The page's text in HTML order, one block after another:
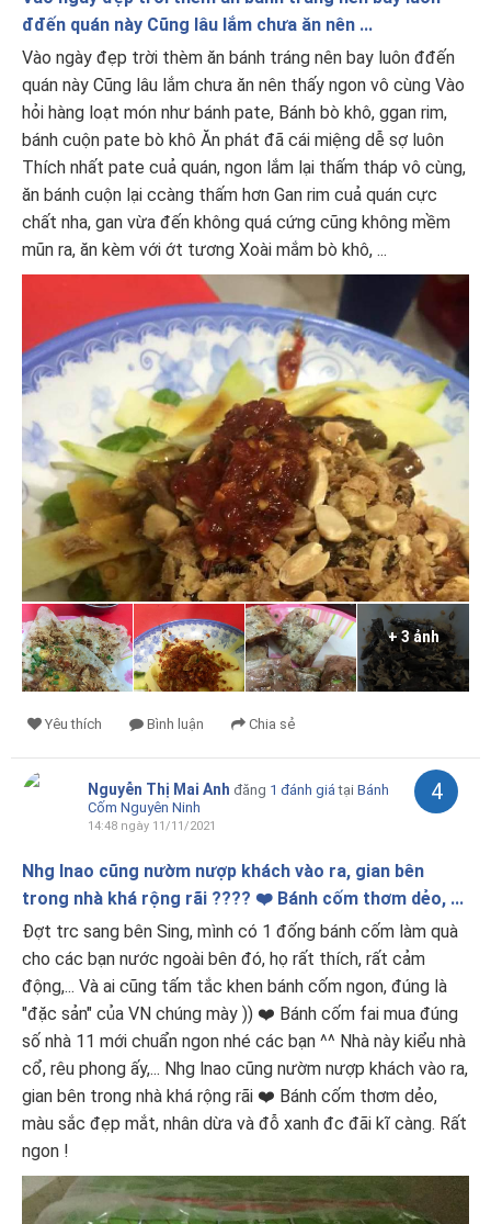
đđến quán này Cũng lâu lắm chưa ăn nên ...
Vào ngày đẹp trời thèm ăn bánh tráng nên bay luôn đđến
quán này Cũng lâu lắm chưa ăn nên thấy ngon vô cùng Vào
hỏi hàng loạt món như bánh pate, Bánh bò khô, ggan rim,
bánh cuộn pate bò khô Ăn phát đã cái miệng dễ sợ luôn
Thích nhất pate cuả quán, ngon lắm lại thấm tháp vô cùng,
ăn bánh cuộn lại ccàng thấm hơn Gan rim cuả quán cực
chất nha, gan vừa đến không quá cứng cũng không mềm
mũn ra, ăn kèm với ớt tương Xoài mắm bò khô, ...
+ 3 ảnh
Yêu thích Bình luận Chia sẻ
Nguyễn Thị Mai Anh đăng 1 đánh giá tại Bánh
Cốm Nguyên Ninh
14:48 ngày 11/11/2021
4
Nhg lnao cũng nườm nượp khách vào ra, gian bên
trong nhà khá rộng rãi ???? ❤️ Bánh cốm thơm dẻo, ...
Đợt trc sang bên Sing, mình có 1 đống bánh cốm làm quà
cho các bạn nước ngoài bên đó, họ rất thích, rất cảm
động,... Và ai cũng tấm tắc khen bánh cốm ngon, đúng là
"đặc sản" của VN chúng mày )) ❤️ Bánh cốm fai mua đúng
số nhà 11 mới chuẩn ngon nhé các bạn ^^ Nhà này kiểu nhà
cổ, rêu phong ấy,... Nhg lnao cũng nườm nượp khách vào ra,
gian bên trong nhà khá rộng rãi ❤️ Bánh cốm thơm dẻo,
màu sắc đẹp mắt, nhân dừa và đỗ xanh đc đãi kĩ càng. Rất
ngon !